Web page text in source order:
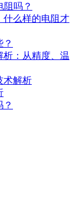
阻吗？
什么样的电阻才
析：从精度、温
术解析